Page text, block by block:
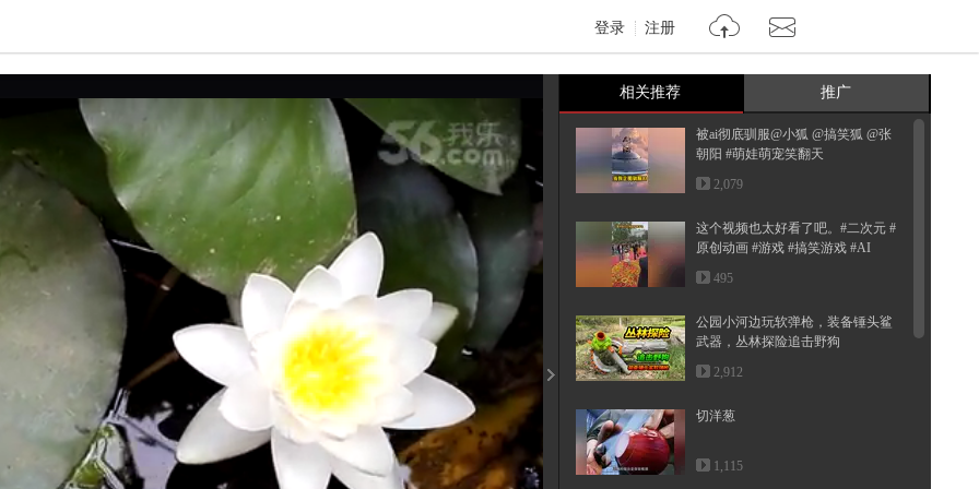
登录 注册
亮度 标准
饱和度 100
相关推荐 推广
被ai彻底驯服@小狐 @搞笑狐 @张
朝阳 #萌娃萌宠笑翻天
2,079
这个视频也太好看了吧。#二次元 #
原创动画 #游戏 #搞笑游戏 #AI
495
公园小河边玩软弹枪，装备锤头鲨
武器，丛林探险追击野狗
2,912
切洋葱
1,115